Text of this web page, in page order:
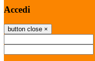
Accedi
button close ×